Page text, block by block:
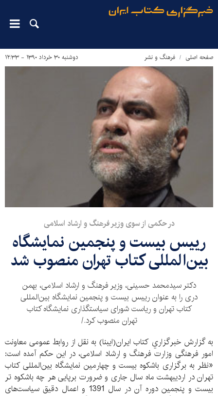
صفحه اصلی فرهنگ و نشر دوشنبه ۳۰ خرداد ۱۳۹۰ - ۱۲:۳۳
در حکمی از سوی وزیر فرهنگ و ارشاد اسلامی
رییس بیست و پنجمین نمایشگاه
بین‌المللی کتاب تهران منصوب شد
دکتر سیدمحمد حسینی، وزیر فرهنگ و ارشاد اسلامی، بهمن
دری را به عنوان رییس بیست و پنجمین نمایشگاه بین‌المللی
کتاب تهران و ریاست شورای سیاستگذاری نمایشگاه کتاب
تهران منصوب كرد./
به گزارش خبرگزاري كتاب ايران(ايبنا) به نقل از روابط عمومی معاونت
امور فرهنگی وزارت فرهنگ و ارشاد اسلامی، در این حکم آمده است:
«نظر به برگزاری باشکوه بیست و چهارمین نمایشگاه بین‌المللی کتاب
تهران در اردیبهشت ماه سال جاری و ضرورت برپایی هر چه باشکوه تر
بیست و پنجمین دوره آن در سال 1391 و اعمال دقیق سیاست‌های